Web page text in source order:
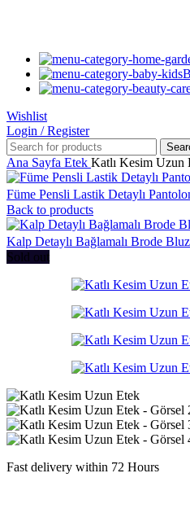
Wishlist
Login / Register
Ana Sayfa Etek Katlı Kesim Uzun
Füme Pensli Lastik Detaylı
Back to products
Kalp Detaylı Bağlamalı Brode Bluz
Sold out
Fast delivery within 72 Hours